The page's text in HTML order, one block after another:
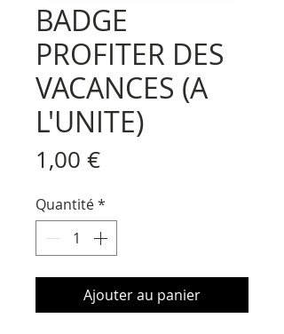
BADGE
PROFITER DES
VACANCES (A
L'UNITE)
1,00 €Prix
Quantité*
Ajouter au panier